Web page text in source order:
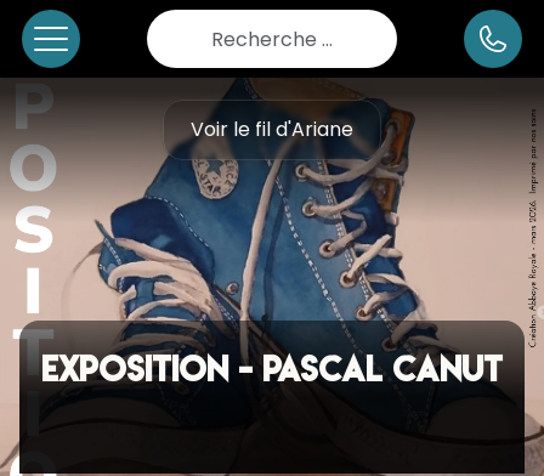
Rechercher
Voir le fil d'Ariane
Exposition - Pascal Canut